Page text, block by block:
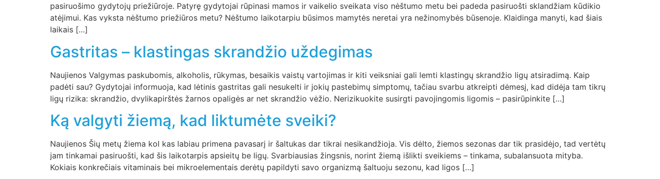
pasiruošimo gydytojų priežiūroje. Patyrę gydytojai rūpinasi mamos ir vaikelio sveikata viso nėštumo metu bei padeda pasiruošti sklandžiam kūdikio
atėjimui. Kas vyksta nėštumo priežiūros metu? Nėštumo laikotarpiu būsimos mamytės neretai yra nežinomybės būsenoje. Klaidinga manyti, kad šiais
laikais […]
Gastritas – klastingas skrandžio uždegimas
Naujienos Valgymas paskubomis, alkoholis, rūkymas, besaikis vaistų vartojimas ir kiti veiksniai gali lemti klastingų skrandžio ligų atsiradimą. Kaip
padėti sau? Gydytojai informuoja, kad lėtinis gastritas gali nesukelti ir jokių pastebimų simptomų, tačiau svarbu atkreipti dėmesį, kad didėja tam tikrų
ligų rizika: skrandžio, dvylikapirštės žarnos opaligės ar net skrandžio vėžio. Nerizikuokite susirgti pavojingomis ligomis – pasirūpinkite […]
Ką valgyti žiemą, kad liktumėte sveiki?
Naujienos Šių metų žiema kol kas labiau primena pavasarį ir šaltukas dar tikrai nesikandžioja. Vis dėlto, žiemos sezonas dar tik prasidėjo, tad vertėtų
jam tinkamai pasiruošti, kad šis laikotarpis apsieitų be ligų. Svarbiausias žingsnis, norint žiemą išlikti sveikiems – tinkama, subalansuota mityba.
Kokiais konkrečiais vitaminais bei mikroelementais derėtų papildyti savo organizmą šaltuoju sezonu, kad ligos […]